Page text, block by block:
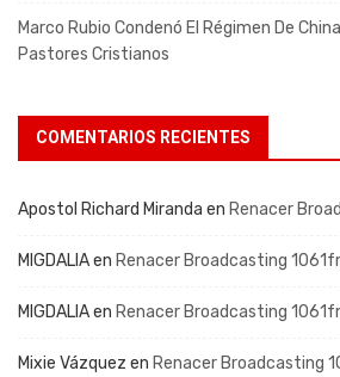
Marco Rubio Condenó El Régimen De
Pastores Cristianos
COMENTARIOS RECIENTES
Apostol Richard Miranda en Renacer
MIGDALIAen Renacer Broadcasting
MIGDALIAen Renacer Broadcasting
Mixie Vázquez en Renacer Broadcasting